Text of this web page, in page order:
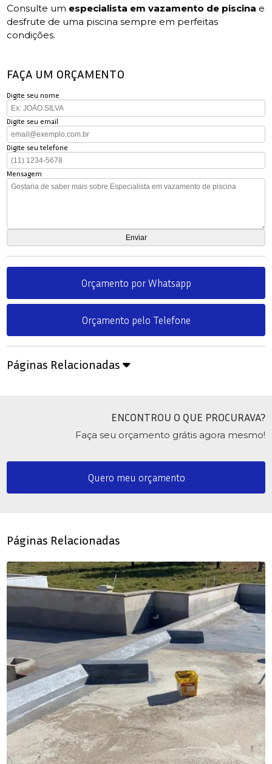
Consulte um especialista em vazamento de piscina e
desfrute de uma piscina sempre em perfeitas
condições.
FAÇA UM ORÇAMENTO
Digite seu nome
Digite seu email
Digite seu telefone
Mensagem
Orçamento por Whatsapp
Orçamento pelo Telefone
Páginas Relacionadas
ENCONTROU O QUE PROCURAVA?
Faça seu orçamento grátis agora mesmo!
Quero meu orçamento
Páginas Relacionadas